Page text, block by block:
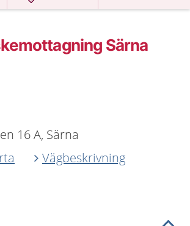
Särna
16 A, Särna
Vägbeskrivning